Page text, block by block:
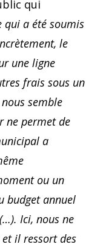
qui
qui a été soumis
le
une ligne
frais sous un
semble
ne permet de
a
ou un
budget annuel
Ici, nous ne
il ressort des